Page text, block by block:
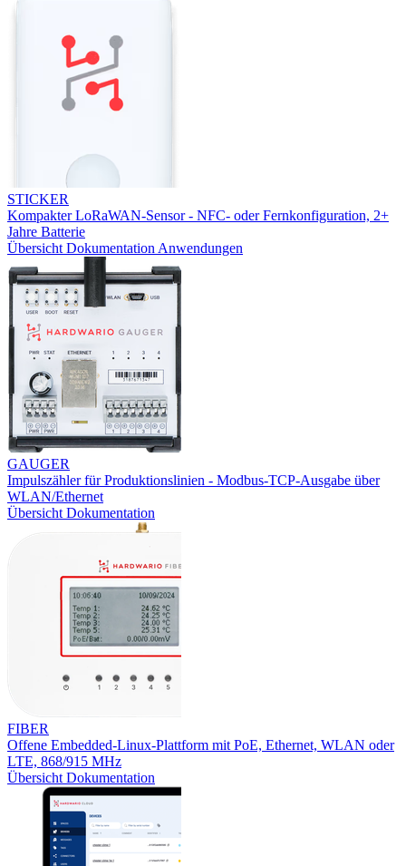
STICKER
Kompakter LoRaWAN-Sensor - NFC- oder Fernkonfiguration, 2+
Jahre Batterie
Übersicht Dokumentation Anwendungen
GAUGER
Impulszähler für Produktionslinien - Modbus-TCP-Ausgabe über
WLAN/Ethernet
Übersicht Dokumentation
FIBER
Offene Embedded-Linux-Plattform mit PoE, Ethernet, WLAN oder
LTE, 868/915 MHz
Übersicht Dokumentation